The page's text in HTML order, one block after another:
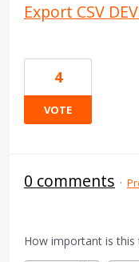
Export CSV
4
VOTE
0 comments ·
How important is this